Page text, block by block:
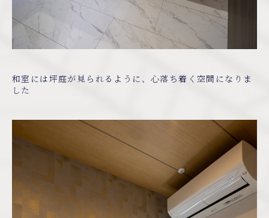
和室には坪庭が見られるように、心落ち着く空間になりま
した